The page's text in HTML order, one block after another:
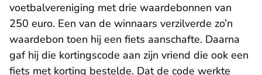
voetbalvereniging met drie waardebonnen van
250 euro. Een van de winnaars verzilverde zo’n
waardebon toen hij een fiets aanschafte. Daarna
gaf hij die kortingscode aan zijn vriend die ook een
fiets met korting bestelde. Dat de code werkte